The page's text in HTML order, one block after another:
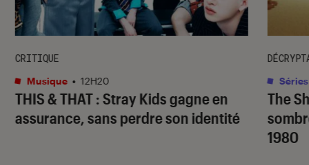
THIS & THAT: Stray Kids gagne en
assurance, sans perdre son identité
CRITIQUE
Musique • 12H20
The
1980
Séries